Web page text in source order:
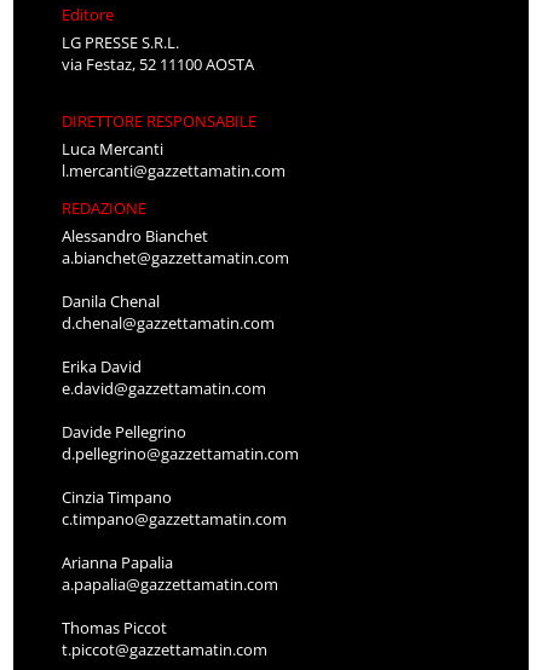
Editore
LG PRESSE S.R.L.
via Festaz, 52 11100 AOSTA
DIRETTORE RESPONSABILE
Luca Mercanti
l.mercanti@gazzettamatin.com
REDAZIONE
Alessandro Bianchet
a.bianchet@gazzettamatin.com
Danila Chenal
d.chenal@gazzettamatin.com
Erika David
e.david@gazzettamatin.com
Davide Pellegrino
d.pellegrino@gazzettamatin.com
Cinzia Timpano
c.timpano@gazzettamatin.com
Arianna Papalia
a.papalia@gazzettamatin.com
Thomas Piccot
t.piccot@gazzettamatin.com